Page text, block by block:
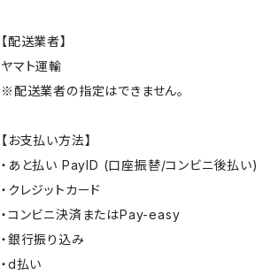
【配送業者】
ヤマト運輸
※配送業者の指定はできません。
【お支払い方法】
・あと払い PayID (口座振替/コンビニ後払い)
・クレジットカード
・コンビニ決済またはPay-easy
・銀行振り込み
・d払い